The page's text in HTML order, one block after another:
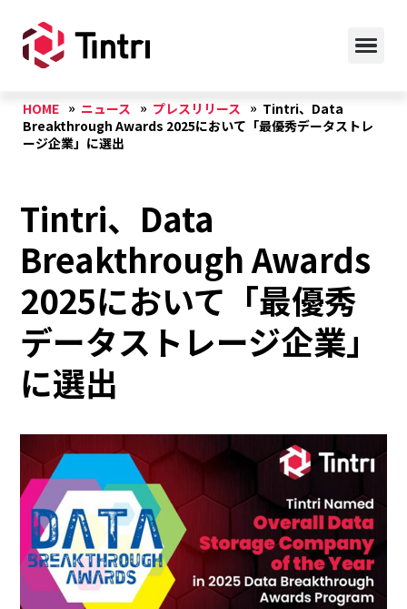
HOME ニュース プレスリリース
Tintri、Data
Breakthrough Awards 2025において「最優秀データストレ
ージ企業」に選出
Tintri、Data
Breakthrough Awards
2025において「最優秀
データストレージ企業」
に選出